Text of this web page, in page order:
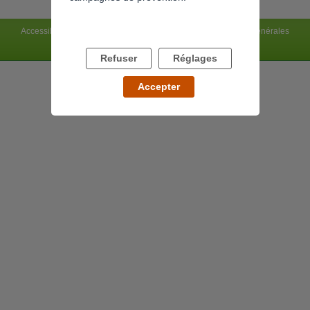
Accessibilité : non conforme
Conditions générales
Refuser Réglages
Accepter